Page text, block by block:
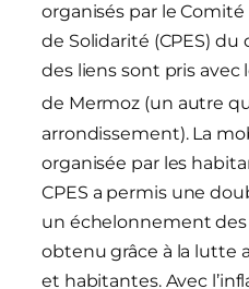
organisés par le
de Solidarité (CPES)
des liens sont pris avec
de Mermoz (un autre
arrondissement). La
organisée par les
CPES a permis une
un échelonnement des
obtenu grâce à la lutte
et habitantes. Avec